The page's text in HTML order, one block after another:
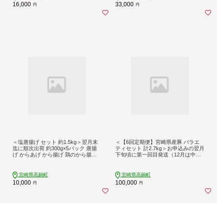
16,000 円 33,000 円
＜塩唐揚げ セット 約1.5kg＞翌月末
迄に順次出荷 約300g×5パック 唐揚
げ からあげ から揚げ 鶏のから揚げ
宮崎県高鍋町
10,000 円
＜【6回定期便】宮崎県産豚 バラエ
ティセット 計2.7kg＞お申込みの翌月
下旬頃に第一回目発送（12月は中旬
ライス 豚モモスライス 豚小間切れ
豚ロース 肩ロース 豚肉 豚 肉 精肉 料
理 宮崎県産 宮崎県 宮崎 みやざき 高
宮崎県高鍋町
100,000 円